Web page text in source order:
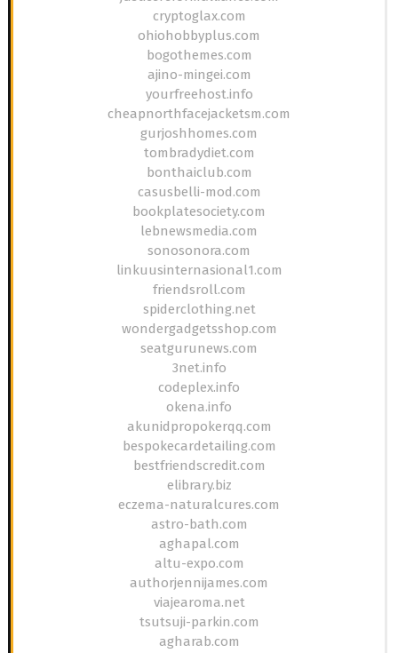
cryptoglax.com
ohiohobbyplus.com
bogothemes.com
ajino-mingei.com
yourfreehost.info
cheapnorthfacejacketsm.com
gurjoshhomes.com
tombradydiet.com
bonthaiclub.com
casusbelli-mod.com
bookplatesociety.com
lebnewsmedia.com
sonosonora.com
linkuusinternasional1.com
friendsroll.com
spiderclothing.net
wondergadgetsshop.com
seatgurunews.com
3net.info
codeplex.info
okena.info
akunidpropokerqq.com
bespokecardetailing.com
bestfriendscredit.com
elibrary.biz
eczema-naturalcures.com
astro-bath.com
aghapal.com
altu-expo.com
authorjennijames.com
viajearoma.net
tsutsuji-parkin.com
agharab.com